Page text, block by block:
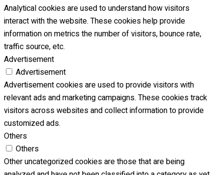
Analytical cookies are used to understand how visitors
interact with the website. These cookies help provide
information on metrics the number of visitors, bounce rate,
traffic source, etc.
Advertisement
Advertisement
Advertisement cookies are used to provide visitors with
relevant ads and marketing campaigns. These cookies track
visitors across websites and collect information to provide
customized ads.
Others
Others
Other uncategorized cookies are those that are being